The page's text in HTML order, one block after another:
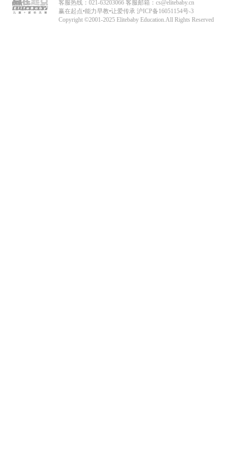
客服热线：021-63203066 客服邮箱：cs@elitebaby.cn
赢在起点•能力早教•让爱传承 沪ICP备16051154号-3
Copyright ©2001-2025 Elitebaby Education.All Rights Reserved